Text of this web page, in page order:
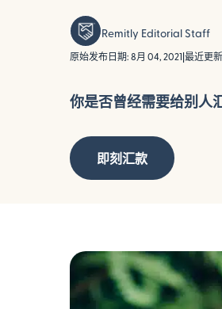
Remitly Editorial Staff
原始发布日期: 8月 04, 2021 最近更
你是否曾经需要给别人
即刻汇款